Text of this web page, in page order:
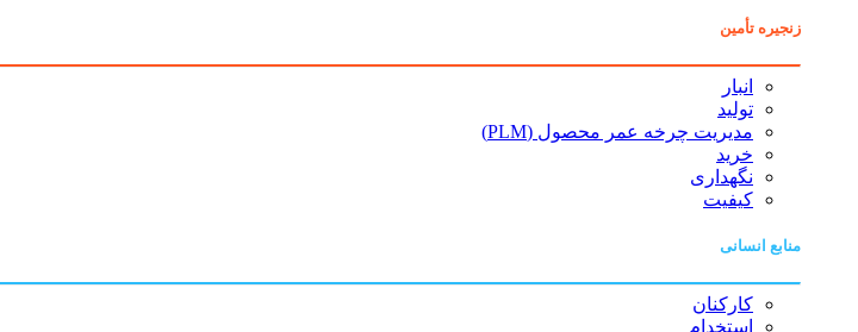
زنجیره تأمین
انبار
تولید
مدیریت چرخه عمر محصول (PLM)
خرید
نگهداری
کیفیت
منابع انسانی
کارکنان
استخدام